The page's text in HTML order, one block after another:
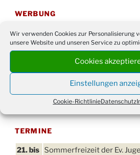
Wir verwenden Cookies zur Personalisierung
unsere Website und unseren Service zu
Cookies
Einstellungen
Cookie-RichtlinieDatenschutz
WERBUNG
TERMINE
21. bis
Sommerfreizeit der Ev.